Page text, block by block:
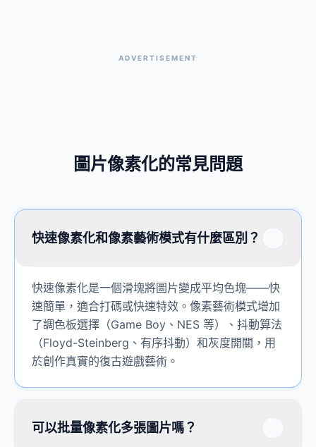
ADVERTISEMENT
圖片像素化的常見問題
快速像素化和像素藝術模式有什麼區別？
快速像素化是一個滑塊將圖片變成平均色塊——快
速簡單，適合打碼或快速特效。像素藝術模式增加
了調色板選擇（Game Boy、NES 等）、抖動算法
（Floyd-Steinberg、有序抖動）和灰度開關，用
於創作真實的復古遊戲藝術。
可以批量像素化多張圖片嗎？